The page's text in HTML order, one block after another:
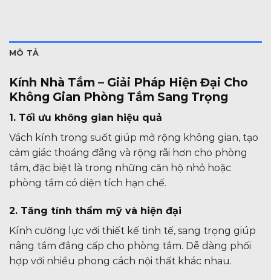
MÔ TẢ
Kính Nhà Tắm – Giải Pháp Hiện Đại Cho
Không Gian Phòng Tắm Sang Trọng
1. Tối ưu không gian hiệu quả
Vách kính trong suốt giúp mở rộng không gian, tạo
cảm giác thoáng đãng và rộng rãi hơn cho phòng
tắm, đặc biệt là trong những căn hộ nhỏ hoặc
phòng tắm có diện tích hạn chế.
2. Tăng tính thẩm mỹ và hiện đại
Kính cường lực với thiết kế tinh tế, sang trọng giúp
nâng tầm đẳng cấp cho phòng tắm. Dễ dàng phối
hợp với nhiều phong cách nội thất khác nhau.